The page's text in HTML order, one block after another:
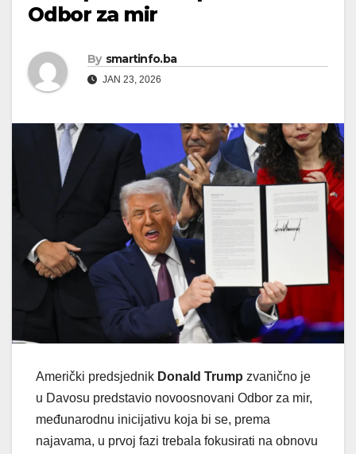
Odbor za mir
By smartinfo.ba
JAN 23, 2026
Američki predsjednik Donald Trump zvanično je
u Davosu predstavio novoosnovani Odbor za mir,
međunarodnu inicijativu koja bi se, prema
najavama, u prvoj fazi trebala fokusirati na obnovu